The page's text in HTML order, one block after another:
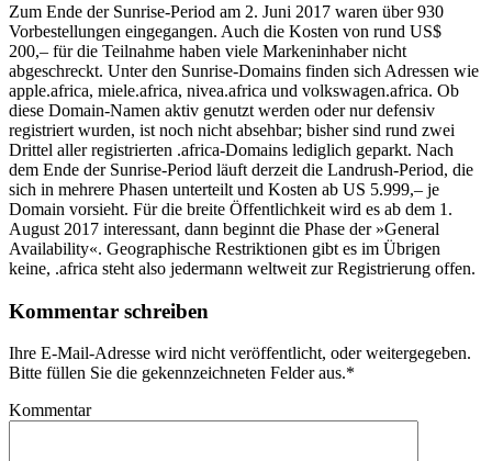
Zum Ende der Sunrise-Period am 2. Juni 2017 waren über 930
Vorbestellungen eingegangen. Auch die Kosten von rund US$
200,– für die Teilnahme haben viele Markeninhaber nicht
abgeschreckt. Unter den Sunrise-Domains finden sich Adressen wie
apple.africa, miele.africa, nivea.africa und volkswagen.africa. Ob
diese Domain-Namen aktiv genutzt werden oder nur defensiv
registriert wurden, ist noch nicht absehbar; bisher sind rund zwei
Drittel aller registrierten .africa-Domains lediglich geparkt. Nach
dem Ende der Sunrise-Period läuft derzeit die Landrush-Period, die
sich in mehrere Phasen unterteilt und Kosten ab US 5.999,– je
Domain vorsieht. Für die breite Öffentlichkeit wird es ab dem 1.
August 2017 interessant, dann beginnt die Phase der »General
Availability«. Geographische Restriktionen gibt es im Übrigen
keine, .africa steht also jedermann weltweit zur Registrierung offen.
Kommentar schreiben
Ihre E-Mail-Adresse wird nicht veröffentlicht, oder weitergegeben.
Bitte füllen Sie die gekennzeichneten Felder aus.*
Kommentar